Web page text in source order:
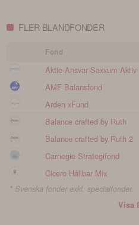
FLER BLANDFONDER
Fond
Aktie-Ansvar Saxxum Aktiv
AMF Balansfond
Arden xFund
Balance crafted by Ruth
Balance crafted by Ruth 2
Carnegie Strategifond
Cicero Hållbar Mix
* Svenska fonder exkl. specialfonder.
Visa